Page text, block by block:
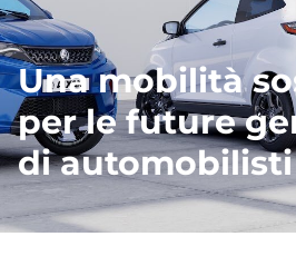
Una mobilità
per le future
di automobilisti